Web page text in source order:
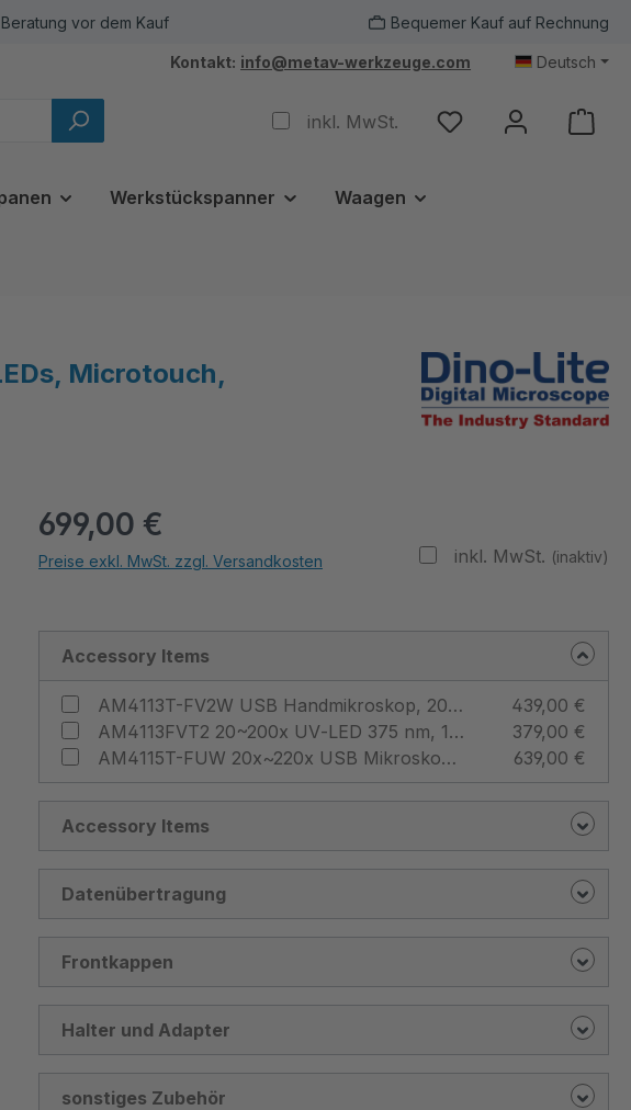
Beratung vor dem Kauf Bequemer Kauf auf Rechnung
Kontakt: info@metav-werkzeuge.com Deutsch
inkl. MwSt.
Werkstückspanner Waagen
Microtouch,
699,00 €
inkl. MwSt. (inaktiv)
Preise exkl. MwSt. zzgl. Versandkosten
Accessory Items
AM4113T-FV2W USB Handmikroskop, 20~200x, 1,3MP, UV 375nm, 30 fps, Standard Arbeitsabstand - Dino-Lite
439,00 €
AM4113FVT2 20~200x UV‑LED 375 nm, 1,3 Mpx, 30 fps, Standard Arbeitsabstand, Kunststoff, Messfunktion, Microtouch - Dino-Lite
379,00 €
AM4115T-FUW 20x~220x USB Mikroskop mit UV‑375nm, 1,3MP, FLC, Microtouch, Kalibrierbar, 4 LEDs, Kunststoff, ~1,8m Kabel - Dino-Lite
639,00 €
Accessory Items
Datenübertragung
Frontkappen
Halter und Adapter
sonstiges Zubehör